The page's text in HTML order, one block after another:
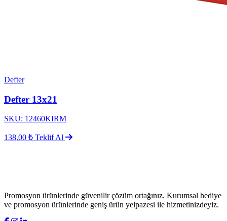
Defter
Defter 13x21
SKU: 12460KIRM
138,00 ₺ Teklif Al
Promosyon ürünlerinde güvenilir çözüm ortağınız. Kurumsal hediye
ve promosyon ürünlerinde geniş ürün yelpazesi ile hizmetinizdeyiz.